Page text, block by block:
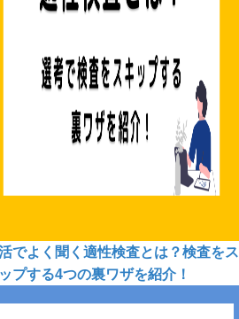
でよく聞く適性検査とは？検査をス
プする4つの裏ワザを紹介！